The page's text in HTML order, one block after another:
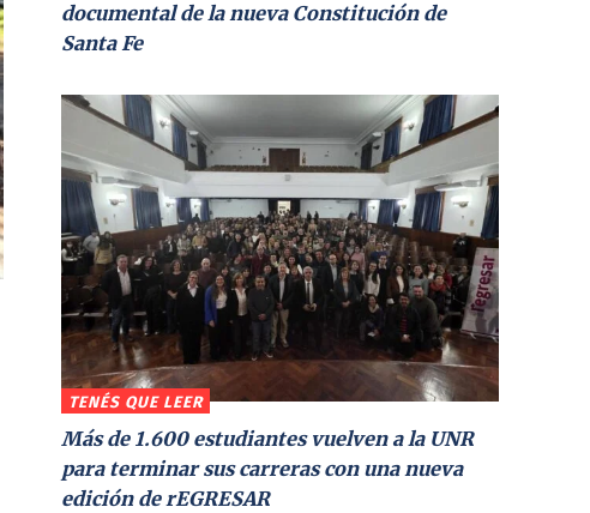
documental de la nueva Constitución de
Santa Fe
TENÉS QUE LEER
Más de 1.600 estudiantes vuelven a la UNR
para terminar sus carreras con una nueva
edición de rEGRESAR